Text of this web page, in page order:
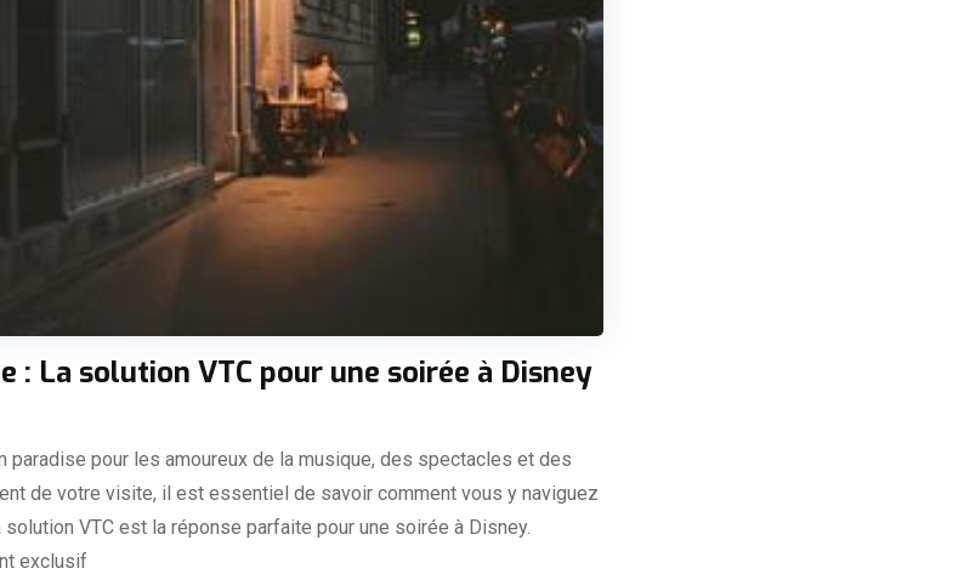
: La solution VTC pour une soirée à Disney
pour les amoureux de la musique, des spectacles et des
de votre visite, il est essentiel de savoir comment vous y naviguez
VTC est la réponse parfaite pour une soirée à Disney.
exclusif